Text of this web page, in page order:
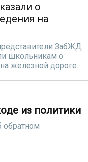
о
на
ЗабЖД
школьникам о
железной дороге.
из политики
обратном